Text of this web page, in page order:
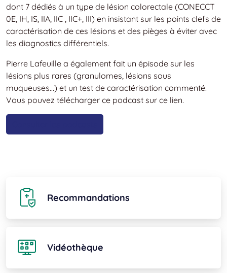
dont 7 dédiés à un type de lésion colorectale (CONECCT
0E, IH, IS, IIA, IIC , IIC+, III) en insistant sur les points clefs de
caractérisation de ces lésions et des pièges à éviter avec
les diagnostics différentiels.
Pierre Lafeuille a également fait un épisode sur les
lésions plus rares (granulomes, lésions sous
muqueuses…) et un test de caractérisation commenté.
Vous pouvez télécharger ce podcast sur ce lien.
Recommandations
Vidéothèque